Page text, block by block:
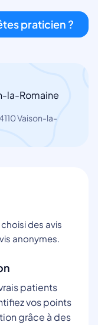
praticien ?
la-Romaine
Vaison-la-
des avis
anonymes.
patients
vos points
grâce à des